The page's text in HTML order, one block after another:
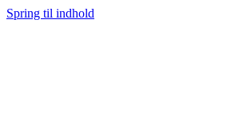
Spring til indhold